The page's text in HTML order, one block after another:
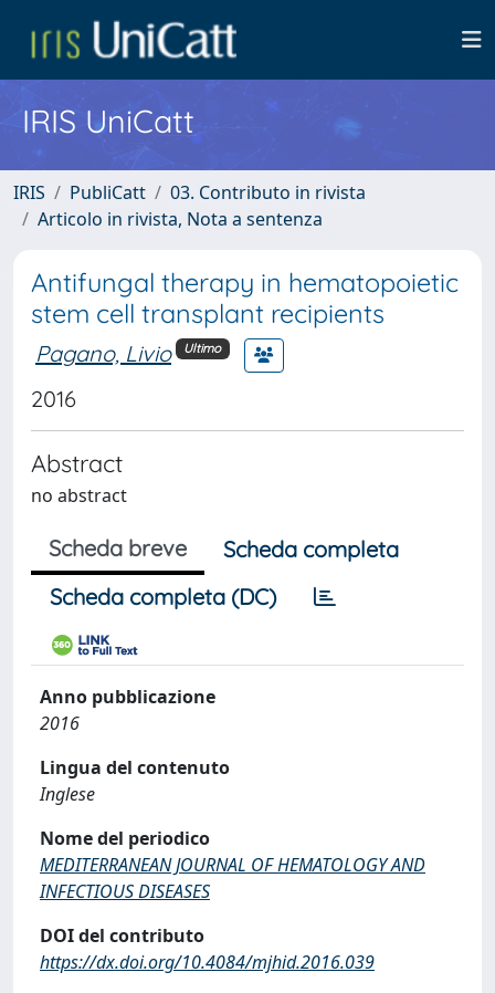
IRIS UniCatt
IRIS PubliCatt
03. Contributo in rivista
Articolo in rivista, Nota a sentenza
Antifungal therapy in hematopoietic
stem cell transplant recipients
Pagano, Livio Ultimo
2016
Abstract
no abstract
Scheda breve
Scheda completa
Scheda completa (DC)
Anno pubblicazione
2016
Lingua del contenuto
Inglese
Nome del periodico
MEDITERRANEAN JOURNAL OF HEMATOLOGY AND
INFECTIOUS DISEASES
DOI del contributo
https://dx.doi.org/10.4084/mjhid.2016.039